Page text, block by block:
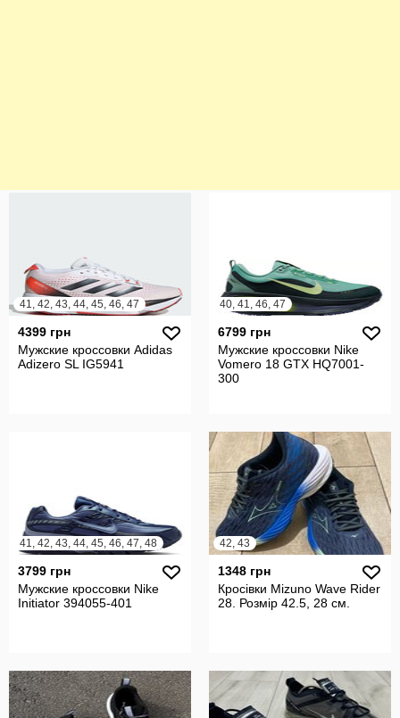
41, 42, 43, 44, 45, 46, 47
4399 грн
Мужские кроссовки Adidas
Adizero SL IG5941
40, 41, 46, 47
6799 грн
Мужские кроссовки Nike
Vomero 18 GTX HQ7001-
300
41, 42, 43, 44, 45, 46, 47, 48
3799 грн
Мужские кроссовки Nike
Initiator 394055-401
42, 43
1348 грн
Кросівки Mizuno Wave Rider
28. Розмір 42.5, 28 см.